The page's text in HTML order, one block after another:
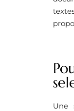
Une